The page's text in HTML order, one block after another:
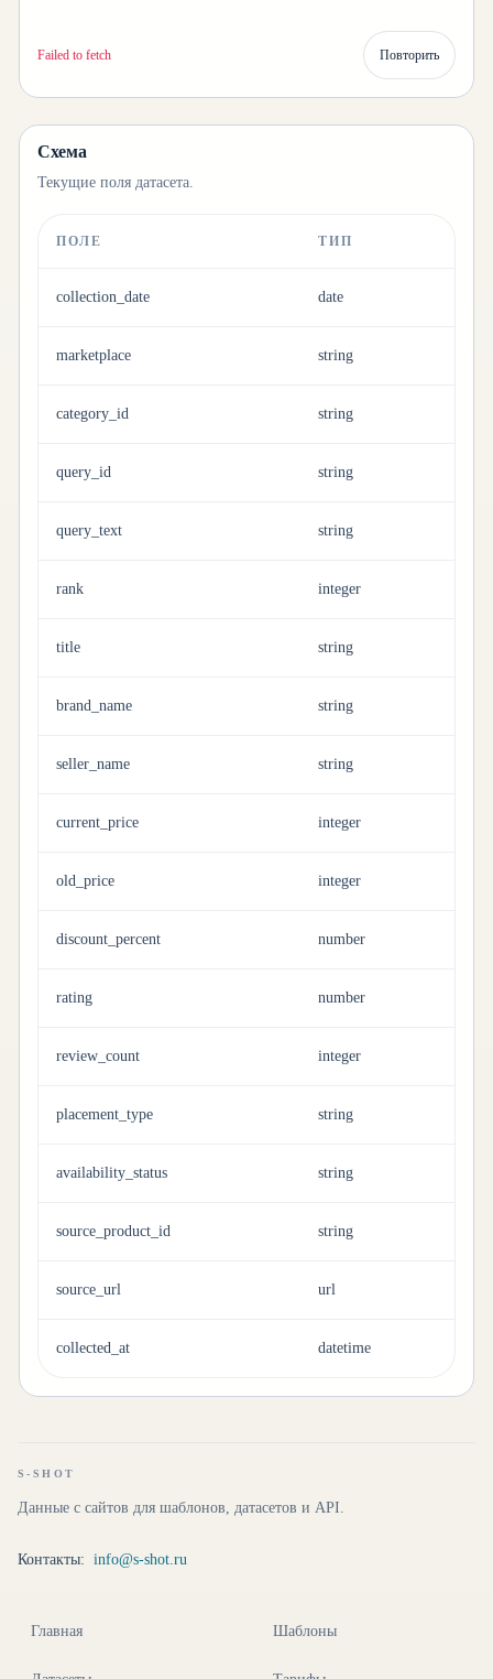
Failed to fetch Повторить
Схема
Текущие поля датасета.
ПОЛЕ ТИП
collection_date date
marketplace string
category_id string
query_id string
query_text string
rank integer
title string
brand_name string
seller_name string
current_price integer
old_price integer
discount_percent number
rating number
review_count integer
placement_type string
availability_status string
source_product_id string
source_url url
collected_at datetime
S-SHOT
Данные с сайтов для шаблонов, датасетов и API.
Контакты: info@s-shot.ru
Главная Шаблоны